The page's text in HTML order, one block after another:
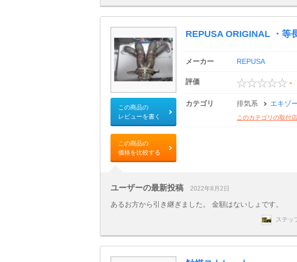
この商品の
レビューを書く
この商品の
価格を比較する
REPUSA ORIGINAL ・等
メーカー REPUSA
評価 -
カテゴリ 排気系 エキゾ
このカテゴリの取付
ユーザーの最新投稿 2022年8月2日
あるお方から引き継ぎました。 金額はないしょです。
ステッ